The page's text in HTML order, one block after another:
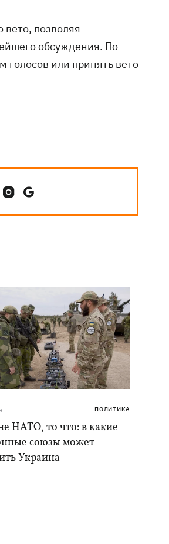
вето, позволяя
обсуждения. По
голосов или принять вето
ПОЛИТИКА
НАТО, то что: в какие
союзы может
Украина